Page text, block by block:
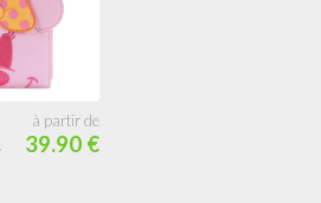
39.90 €